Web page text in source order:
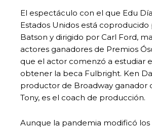
El espectáculo con el que Edu
Estados Unidos está coproducido
Batson y dirigido por Carl Ford,
actores ganadores de Premios
que el actor comenzó a estudiar
obtener la beca Fulbright. Ken
productor de Broadway ganador
Tony, es el coach de producción.
Aunque la pandemia modificó los